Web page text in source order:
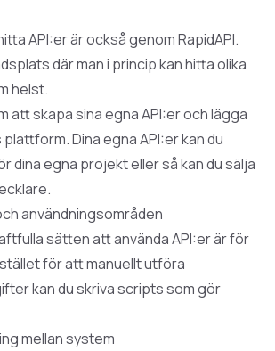
API:er är också genom RapidAPI.
där man i princip kan hitta olika
helst.
attskapa sina egna API:eroch lägga
Dina egna API:er kan du
dina egna projekt eller så kan du sälja
användningsområden
sätten att använda API:er är för
för att manuellt utföra
kan du skriva scripts som gör
mellan system